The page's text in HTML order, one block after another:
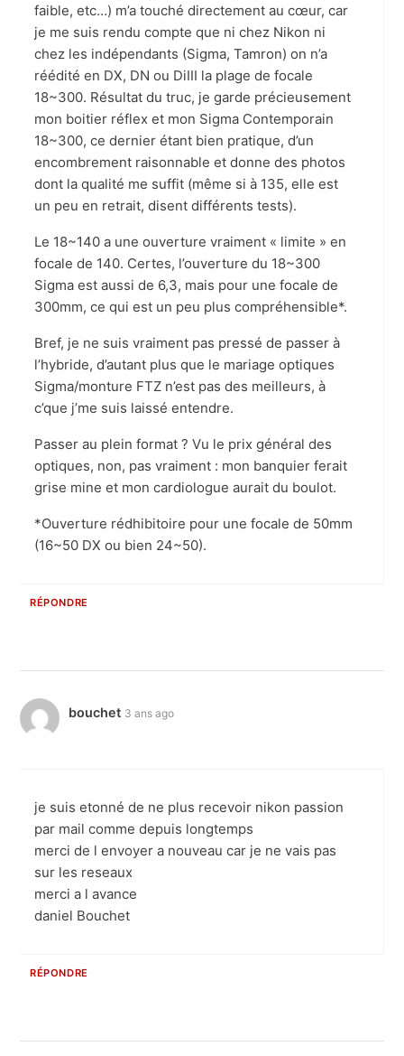
faible, etc…) m’a touché directement au cœur, car
je me suis rendu compte que ni chez Nikon ni
chez les indépendants (Sigma, Tamron) on n’a
réédité en DX, DN ou DiIII la plage de focale
18~300. Résultat du truc, je garde précieusement
mon boitier réflex et mon Sigma Contemporain
18~300, ce dernier étant bien pratique, d’un
encombrement raisonnable et donne des photos
dont la qualité me suffit (même si à 135, elle est
un peu en retrait, disent différents tests).
Le 18~140 a une ouverture vraiment « limite » en
focale de 140. Certes, l’ouverture du 18~300
Sigma est aussi de 6,3, mais pour une focale de
300mm, ce qui est un peu plus compréhensible*.
Bref, je ne suis vraiment pas pressé de passer à
l’hybride, d’autant plus que le mariage optiques
Sigma/monture FTZ n’est pas des meilleurs, à
c’que j’me suis laissé entendre.
Passer au plein format ? Vu le prix général des
optiques, non, pas vraiment : mon banquier ferait
grise mine et mon cardiologue aurait du boulot.
*Ouverture rédhibitoire pour une focale de 50mm
(16~50 DX ou bien 24~50).
RÉPONDRE
bouchet 3 ans ago
je suis etonné de ne plus recevoir nikon passion
par mail comme depuis longtemps
merci de l envoyer a nouveau car je ne vais pas
sur les reseaux
merci a l avance
daniel Bouchet
RÉPONDRE